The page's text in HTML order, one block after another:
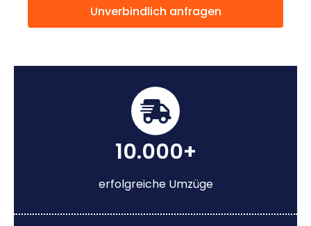
Unverbindlich anfragen
10.000+
erfolgreiche Umzüge